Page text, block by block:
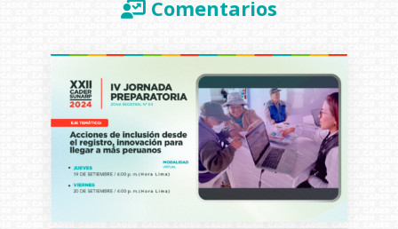
Comentarios